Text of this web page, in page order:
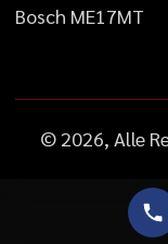
Bosch ME17MT
© 2026, Alle